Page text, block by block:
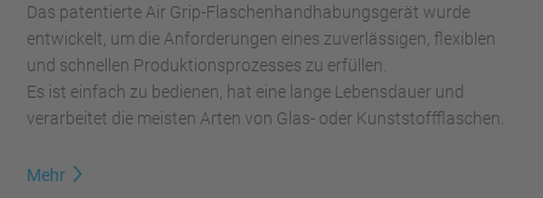
Das patentierte Air Grip-Flaschenhandhabungsgerät wurde
entwickelt, um die Anforderungen eines zuverlässigen, flexiblen
und schnellen Produktionsprozesses zu erfüllen.
Es ist einfach zu bedienen, hat eine lange Lebensdauer und
verarbeitet die meisten Arten von Glas- oder Kunststoffflaschen.
Mehr